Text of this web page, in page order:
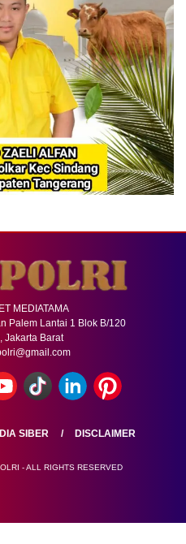
MEDIATAMA
Palem Lantai 1 Blok B/120
Jakarta Barat
SIBER DISCLAIMER
- ALL RIGHTS RESERVED